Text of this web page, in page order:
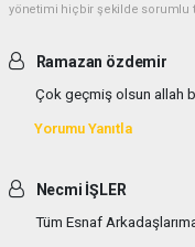
yönetimi hiçbir şekilde sorumlu
Ramazan özdemir
Çok geçmiş olsun allah
Yorumu Yanıtla
Necmi İŞLER
Tüm Esnaf